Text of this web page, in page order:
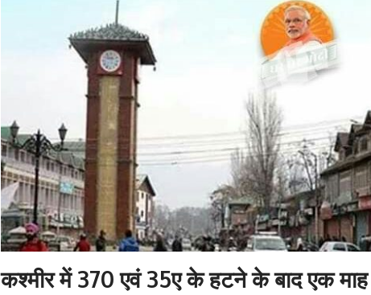
कश्मीर में 370 एवं 35ए के हटने के बाद एक माह